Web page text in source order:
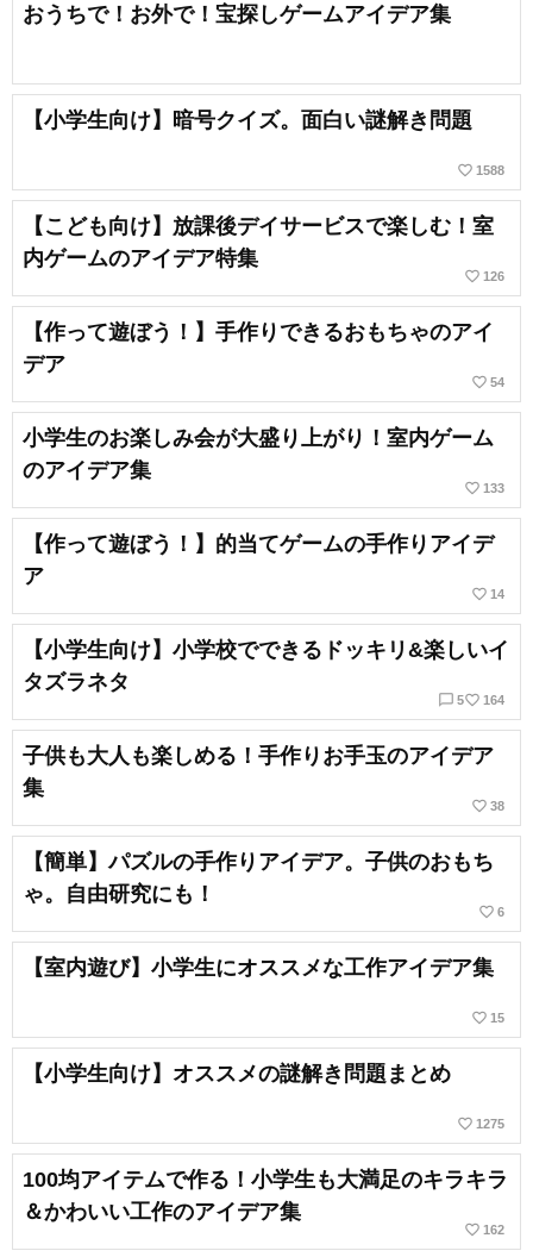
おうちで！お外で！宝探しゲームアイデア集
【小学生向け】暗号クイズ。面白い謎解き問題
favorite_border 1588
【こども向け】放課後デイサービスで楽しむ！室
内ゲームのアイデア特集
favorite_border 126
【作って遊ぼう！】手作りできるおもちゃのアイ
デア
favorite_border 54
小学生のお楽しみ会が大盛り上がり！室内ゲーム
のアイデア集
favorite_border 133
【作って遊ぼう！】的当てゲームの手作りアイデ
ア
favorite_border 14
【小学生向け】小学校でできるドッキリ&楽しいイ
タズラネタ
chat_bubble_outline 5favorite_border 164
子供も大人も楽しめる！手作りお手玉のアイデア
集
favorite_border 38
【簡単】パズルの手作りアイデア。子供のおもち
ゃ。自由研究にも！
favorite_border 6
【室内遊び】小学生にオススメな工作アイデア集
favorite_border 15
【小学生向け】オススメの謎解き問題まとめ
favorite_border 1275
100均アイテムで作る！小学生も大満足のキラキラ
＆かわいい工作のアイデア集
favorite_border 162